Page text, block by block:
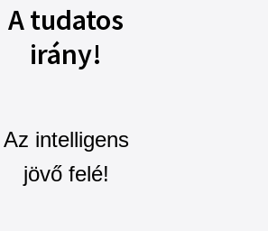
A tudatos
irány!
Az intelligens
jövő felé!